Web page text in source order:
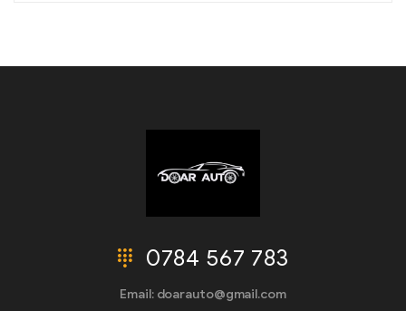
0784 567 783
Email: doarauto@gmail.com